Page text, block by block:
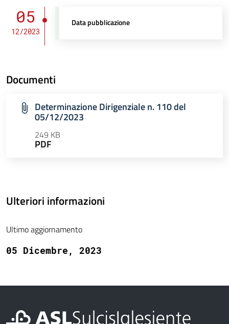
05
12/2023
Data pubblicazione
Documenti
Determinazione Dirigenziale n. 110 del
05/12/2023
249 KB
PDF
Ulteriori informazioni
Ultimo aggiornamento
05 Dicembre, 2023